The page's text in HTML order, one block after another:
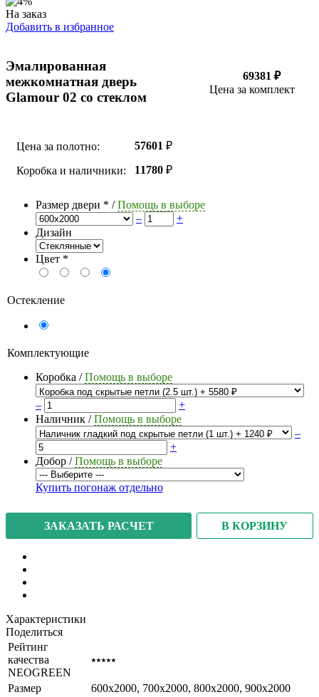
На заказ
Добавить в избранное
Эмалированная
межкомнатная дверь
Glamour 02 со стеклом
69381 ₽
Цена за комплект
Цена за полотно: 57601 ₽
Коробка и наличники: 11780 ₽
Размер двери * /Помощь в выборе
–
+
Дизайн
Цвет *
Остекление
Комплектующие
Коробка /Помощь в выборе
–
+
Наличник /Помощь в выборе
–
+
Добор /Помощь в выборе
Купить погонаж отдельно
ЗАКАЗАТЬ РАСЧЕТ В КОРЗИНУ
Характеристики
Поделиться
Рейтинг
качества
NEOGREEN
⭑⭑⭑⭑⭑
Размер
600x2000, 700x2000, 800x2000, 900x2000